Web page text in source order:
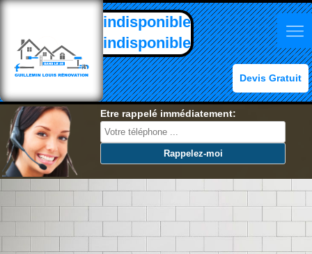
indisponible
indisponible
Devis Gratuit
Etre rappelé immédiatement: